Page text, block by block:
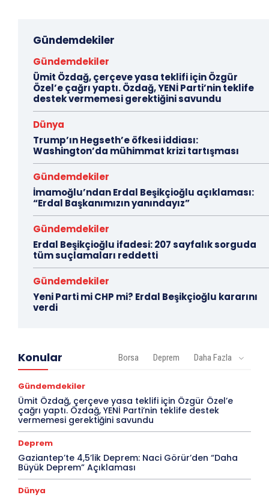
Gündemdekiler
Gündemdekiler
Ümit Özdağ, çerçeve yasa teklifi için Özgür
Özel’e çağrı yaptı. Özdağ, YENİ Parti’nin teklife
destek vermemesi gerektiğini savundu
Dünya
Trump’ın Hegseth’e öfkesi iddiası:
Washington’da mühimmat krizi tartışması
Gündemdekiler
İmamoğlu’ndan Erdal Beşikçioğlu açıklaması:
“Erdal Başkanımızın yanındayız”
Gündemdekiler
Erdal Beşikçioğlu ifadesi: 207 sayfalık sorguda
tüm suçlamaları reddetti
Gündemdekiler
Yeni Parti mi CHP mi? Erdal Beşikçioğlu kararını
verdi
Konular Borsa Deprem Daha Fazla
Gündemdekiler
Ümit Özdağ, çerçeve yasa teklifi için Özgür Özel’e
çağrı yaptı. Özdağ, YENİ Parti’nin teklife destek
vermemesi gerektiğini savundu
Deprem
Gaziantep’te 4,5’lik Deprem: Naci Görür’den “Daha
Büyük Deprem” Açıklaması
Dünya